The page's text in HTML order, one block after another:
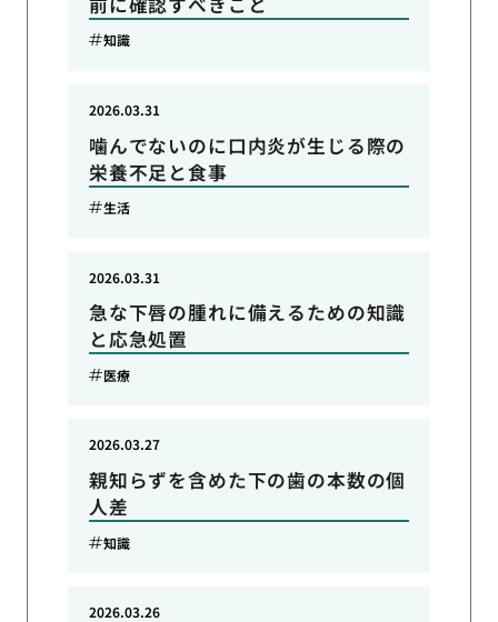
知識
噛んでないのに口内炎が生じる際の
栄養不足と食事
2026.03.31
生活
急な下唇の腫れに備えるための知識
と応急処置
2026.03.31
医療
親知らずを含めた下の歯の本数の個
人差
2026.03.27
知識
2026.03.26